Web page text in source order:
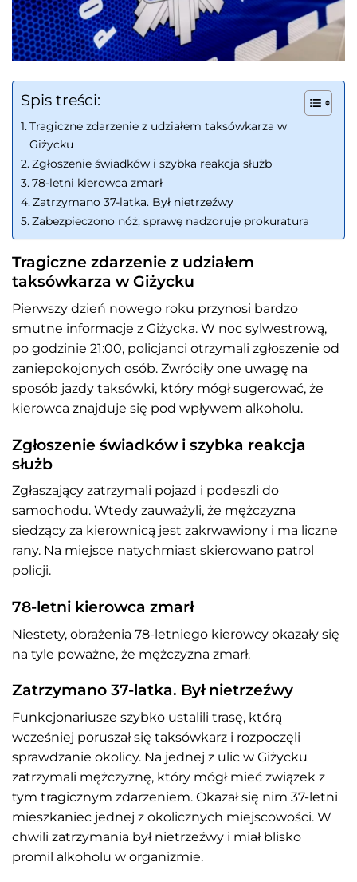
Spis treści:
Tragiczne zdarzenie z udziałem taksówkarza w
Giżycku
Zgłoszenie świadków i szybka reakcja służb
78-letni kierowca zmarł
Zatrzymano 37-latka. Był nietrzeźwy
Zabezpieczono nóż, sprawę nadzoruje prokuratura
Tragiczne zdarzenie z udziałem
taksówkarza w Giżycku
Pierwszy dzień nowego roku przynosi bardzo
smutne informacje z Giżycka. W noc sylwestrową,
po godzinie 21:00, policjanci otrzymali zgłoszenie od
zaniepokojonych osób. Zwróciły one uwagę na
sposób jazdy taksówki, który mógł sugerować, że
kierowca znajduje się pod wpływem alkoholu.
Zgłoszenie świadków i szybka reakcja
służb
Zgłaszający zatrzymali pojazd i podeszli do
samochodu. Wtedy zauważyli, że mężczyzna
siedzący za kierownicą jest zakrwawiony i ma liczne
rany. Na miejsce natychmiast skierowano patrol
policji.
78-letni kierowca zmarł
Niestety, obrażenia 78-letniego kierowcy okazały się
na tyle poważne, że mężczyzna zmarł.
Zatrzymano 37-latka. Był nietrzeźwy
Funkcjonariusze szybko ustalili trasę, którą
wcześniej poruszał się taksówkarz i rozpoczęli
sprawdzanie okolicy. Na jednej z ulic w Giżycku
zatrzymali mężczyznę, który mógł mieć związek z
tym tragicznym zdarzeniem. Okazał się nim 37-letni
mieszkaniec jednej z okolicznych miejscowości. W
chwili zatrzymania był nietrzeźwy i miał blisko
promil alkoholu w organizmie.